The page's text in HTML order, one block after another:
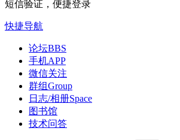
短信验证，便捷登录
快捷导航
论坛BBS
手机APP
微信关注
群组Group
日志/相册Space
图书馆
技术问答